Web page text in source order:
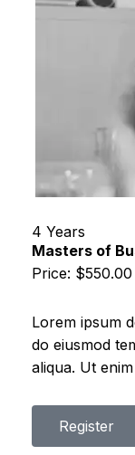
4 Years
Masters of
Price: $550.00
Lorem ipsum
do eiusmod
aliqua. Ut
Register